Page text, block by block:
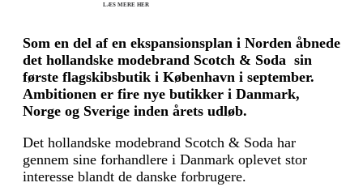
LÆS MERE HER
Som en del af en ekspansionsplan i Norden åbnede
det hollandske modebrand Scotch & Soda sin
første flagskibsbutik i København i september.
Ambitionen er fire nye butikker i Danmark,
Norge og Sverige inden årets udløb.
Det hollandske modebrand Scotch & Soda har
gennem sine forhandlere i Danmark oplevet stor
interesse blandt de danske forbrugere.